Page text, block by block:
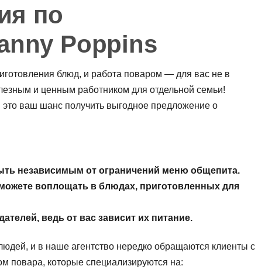
по
Poppins
блюд, и работа поваром — для вас не в
и ценным работником для отдельной семьи!
ваш шанс получить выгодное предложение о
независимым от ограничений меню общепита.
воплощать в блюдах, приготовленных для
ведь от вас зависит их питание.
и в наше агентство нередко обращаются клиенты с
повара, которые специализируются на: